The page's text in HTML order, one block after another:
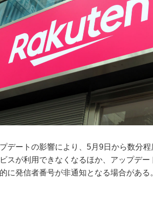
デートの影響により、5月9日から数分
スが利用できなくなるほか、アップデ
に発信者番号が非通知となる場合がある